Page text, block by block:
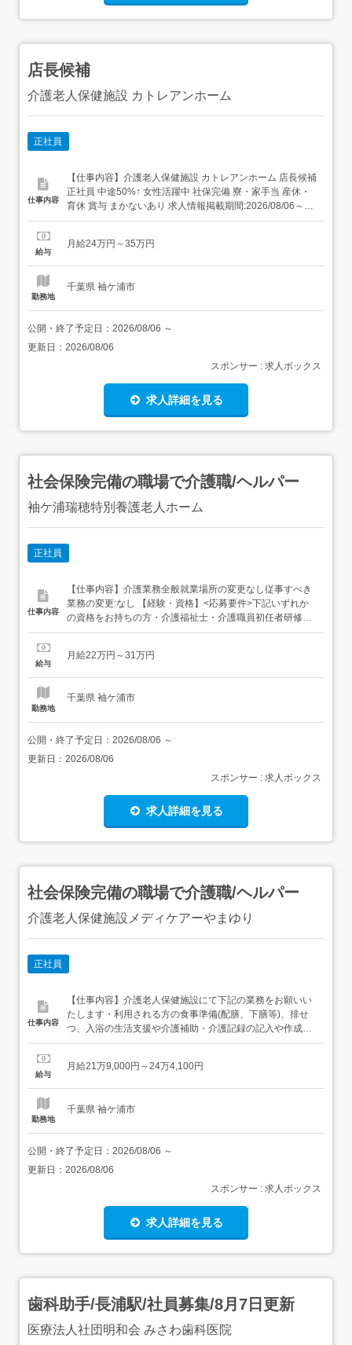
店長候補
介護老人保健施設 カトレアンホーム
正社員
仕事内容
【仕事内容】介護老人保健施設 カトレアンホーム 店長候補
正社員 中途50%↑ 女性活躍中 社保完備 寮・家⼿当 産休・
育休 賞与 まかないあり 求人情報掲載期間:2026/08/06～
2026/09/03 求人情報 店舗の特徴 昇給・賞与・社宅・122
内房線「長浦駅」より徒歩23分...
給与
月給24万円～35万円
勤務地
千葉県 袖ケ浦市
公開・終了予定日： 2026/08/06 ～
更新日： 2026/08/06
スポンサー : 求人ボックス
求人詳細を見る
社会保険完備の職場で介護職/ヘルパー
袖ケ浦瑞穂特別養護老人ホーム
正社員
仕事内容
【仕事内容】介護業務全般就業場所の変更なし従事すべき
業務の変更:なし 【経験・資格】<応募要件>下記いずれか
の資格をお持ちの方・介護福祉士・介護職員初任者研修・
介護職員実務者研修未経験可 【給与】月給 220,000円 〜
当:1回8,000円早番・遅番手当:1回500円資格手当:15,000円
給与
月給22万円～31万円
勤務地
千葉県 袖ケ浦市
公開・終了予定日： 2026/08/06 ～
更新日： 2026/08/06
スポンサー : 求人ボックス
求人詳細を見る
社会保険完備の職場で介護職/ヘルパー
介護老人保健施設メディケアーやまゆり
正社員
仕事内容
【仕事内容】介護老人保健施設にて下記の業務をお願いい
たします・利用される方の食事準備(配膳、下膳等)、排せ
つ、入浴の生活支援や介護補助・介護記録の記入や作成・
利用される方の在宅復帰に向けた生活リハの支援・毎月行
ション・上記に付随する業務従事すべき業務の変更:なし就
給与
月給21万9,000円～24万4,100円
勤務地
千葉県 袖ケ浦市
公開・終了予定日： 2026/08/06 ～
更新日： 2026/08/06
スポンサー : 求人ボックス
求人詳細を見る
歯科助手/長浦駅/社員募集/8月7日更新
医療法人社団明和会 みさわ歯科医院